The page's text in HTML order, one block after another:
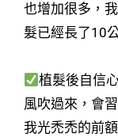
也增加很多，
髮已經長了10
植髮後自信
風吹過來，會
我光禿禿的前